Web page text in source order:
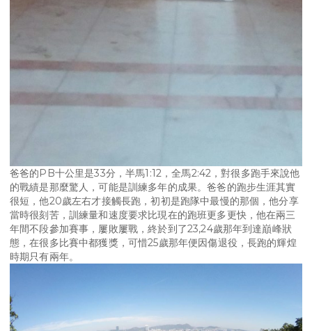
爸爸的PB十公里是33分，半馬1:12，全馬2:42，對很多跑手來說他
的戰績是那麼驚人，可能是訓練多年的成果。爸爸的跑步生涯其實
很短，他20歲左右才接觸長跑，初初是跑隊中最慢的那個，他分享
當時很刻苦，訓練量和速度要求比現在的跑班更多更快，他在兩三
年間不段參加賽事，屢敗屢戰，終於到了23,24歲那年到達巔峰狀
態，在很多比賽中都獲獎，可惜25歲那年便因傷退役，長跑的輝煌
時期只有兩年。